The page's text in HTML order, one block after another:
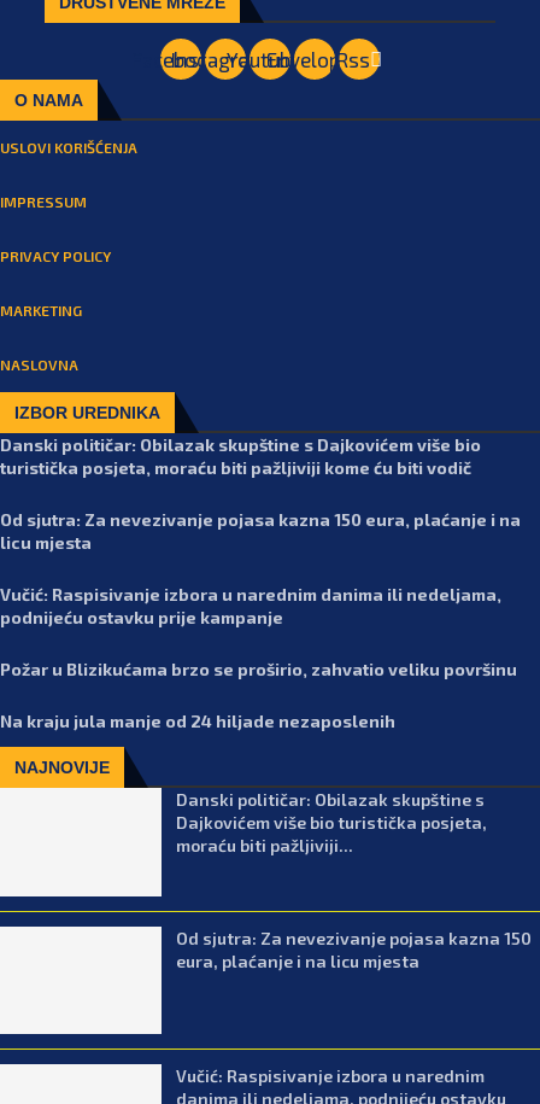
Facebook
Instagram
YoutubeEnvelopeRss
O NAMA
USLOVI KORIŠĆENJA
IMPRESSUM
PRIVACY POLICY
MARKETING
NASLOVNA
IZBOR UREDNIKA
Danski političar: Obilazak skupštine s Dajkovićem više bio
turistička posjeta, moraću biti pažljiviji kome ću biti vodič
Od sjutra: Za nevezivanje pojasa kazna 150 eura, plaćanje i na
licu mjesta
Vučić: Raspisivanje izbora u narednim danima ili nedeljama,
podnijeću ostavku prije kampanje
Požar u Blizikućama brzo se proširio, zahvatio veliku površinu
Na kraju jula manje od 24 hiljade nezaposlenih
NAJNOVIJE
Danski političar: Obilazak skupštine s
Dajkovićem više bio turistička posjeta,
moraću biti pažljiviji...
Od sjutra: Za nevezivanje pojasa kazna 150
eura, plaćanje i na licu mjesta
Vučić: Raspisivanje izbora u narednim
danima ili nedeljama, podnijeću ostavku